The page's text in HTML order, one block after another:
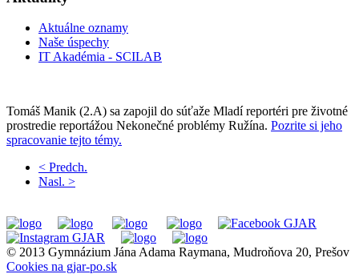
Aktuálne oznamy
Naše úspechy
IT Akadémia - SCILAB
Tomáš Manik (2.A) sa zapojil do súťaže Mladí reportéri pre životné
prostredie reportážou Nekonečné problémy Ružína. Pozrite si jeho
spracovanie tejto témy.
< Predch.
Nasl. >
© 2013 Gymnázium Jána Adama Raymana, Mudroňova 20, Prešov
Cookies na gjar-po.sk